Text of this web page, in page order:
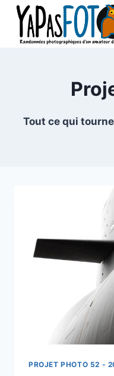
Aller
contenu
Tout ce qui
PROJET PHOTO 52 -